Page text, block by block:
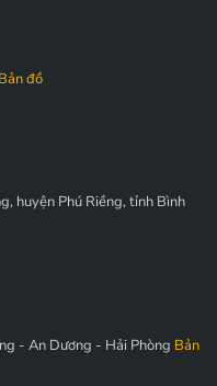
Bản đồ
huyện Phú Riềng, tỉnh Bình
- An Dương - Hải Phòng Bản